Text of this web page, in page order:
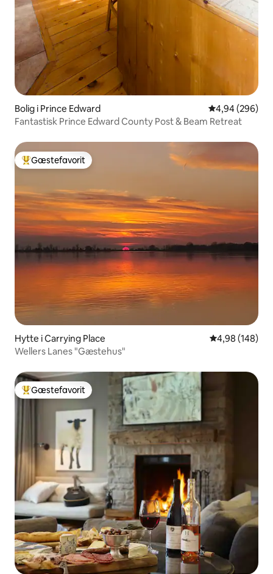
Bolig i Prince Edward 4,94 ud af 5 i
4,94 (296)
Fantastisk Prince Edward County Post & Beam Retreat
Bedste gæstefavorit
Gæstefavorit
Hytte i Carrying Place 4,98 ud af 5 i
4,98 (148)
Wellers Lanes "Gæstehus"
Bedste gæstefavorit
Gæstefavorit